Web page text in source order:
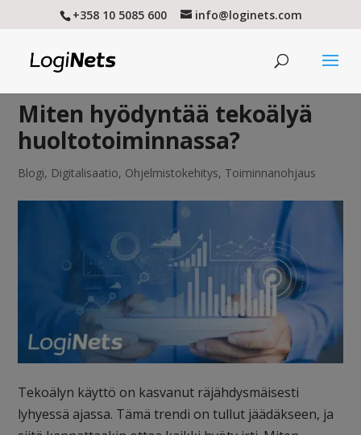
+358 10 5085 600 info@loginets.com
Miten hyödyntää tekoälyä
huoltotoiminnassa?
Blogi, Digitalisaatio, Ohjelmistokehitys, Toiminnanohjaus
Tekoälyn käyttö on kasvanut räjähdysmäisesti
lyhyessä ajassa. Tämä trendi on tullut jäädäkseen, ja